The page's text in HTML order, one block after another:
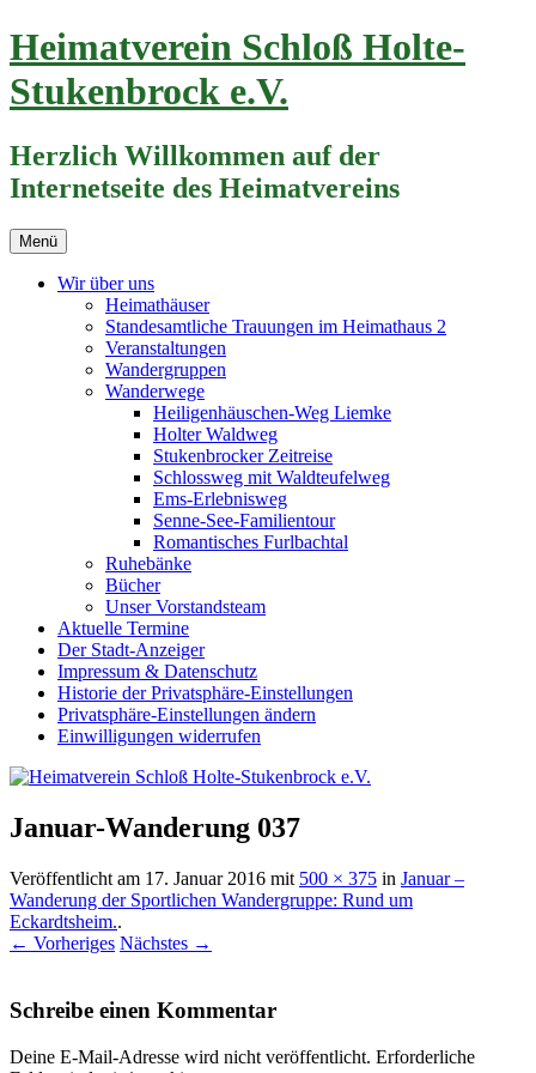
Zum
Inhalt
springen
Heimatverein Schloß Holte-
Stukenbrock e.V.
Herzlich Willkommen auf der
Internetseite des Heimatvereins
Menü
Wir über uns
Heimathäuser
Standesamtliche Trauungen im Heimathaus 2
Veranstaltungen
Wandergruppen
Wanderwege
Heiligenhäuschen-Weg Liemke
Holter Waldweg
Stukenbrocker Zeitreise
Schlossweg mit Waldteufelweg
Ems-Erlebnisweg
Senne-See-Familientour
Romantisches Furlbachtal
Ruhebänke
Bücher
Unser Vorstandsteam
Aktuelle Termine
Der Stadt-Anzeiger
Impressum & Datenschutz
Historie der Privatsphäre-Einstellungen
Privatsphäre-Einstellungen ändern
Einwilligungen widerrufen
Januar-Wanderung 037
Veröffentlicht am 17. Januar 2016 mit 500 × 375 in Januar –
Wanderung der Sportlichen Wandergruppe: Rund um
Eckardtsheim..
← Vorheriges Nächstes →
Schreibe einen Kommentar
Deine E-Mail-Adresse wird nicht veröffentlicht. Erforderliche